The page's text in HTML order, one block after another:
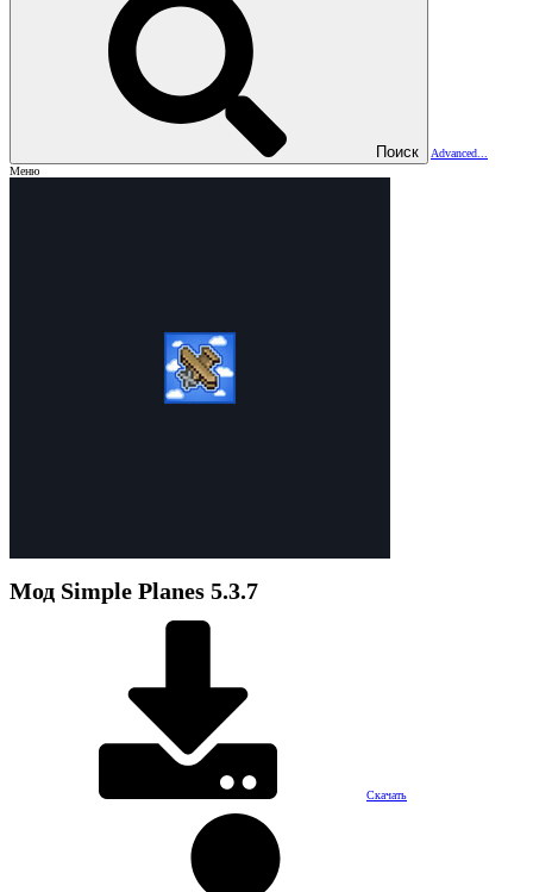
Поиск
Advanced...
Меню
Мод Simple Planes 5.3.7
Скачать